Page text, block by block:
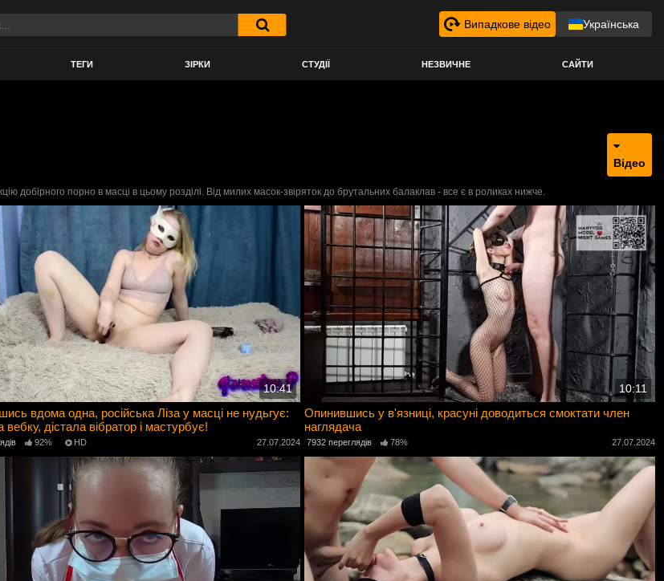
Випадкове відео Українська
ТЕГИ ЗІРКИ СТУДІЇ НЕЗВИЧНЕ САЙТИ
Відео
добірного порно в масці в цьому розділі. Від милих масок-звіряток до брутальних балаклав - все є в роликах нижче.
10:41
вдома одна, російська Ліза у масці не нудьгує:
вебку, дістала вібратор і мастурбує!
92% HD 27.07.2024
10:11
Опинившись у в'язниці, красуні доводиться смоктати член
наглядача
7932 переглядів 78% 27.07.2024